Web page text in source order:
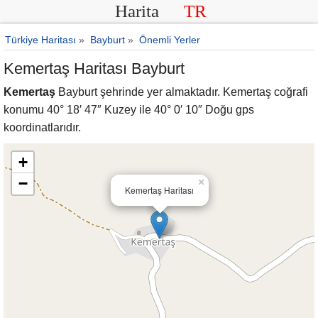
Harita TR
Türkiye Haritası » Bayburt » Önemli Yerler
Kemertaş Haritası Bayburt
Kemertaş Bayburt şehrinde yer almaktadır. Kemertaş coğrafi
konumu 40° 18′ 47″ Kuzey ile 40° 0′ 10″ Doğu gps
koordinatlarıdır.
Kemertaş Haritası
×
+
−